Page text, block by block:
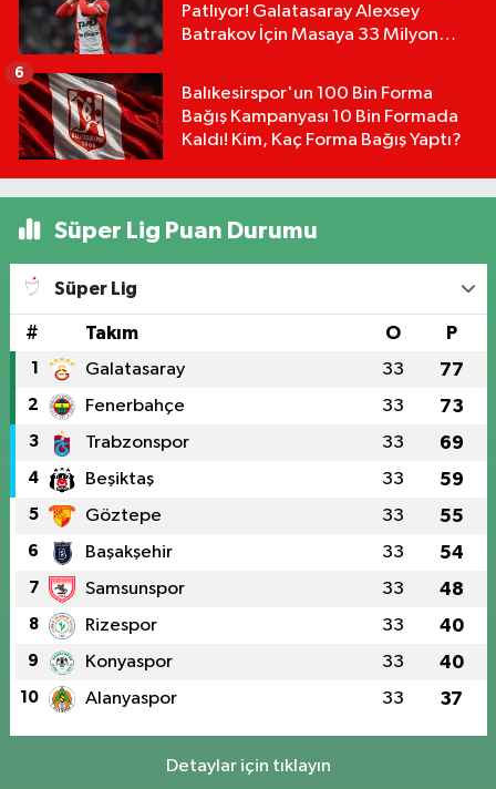
Patlıyor! Galatasaray Alexsey
Batrakov İçin Masaya 33 Milyon
Balıkesirspor'un 100 Bin Forma
Bağış Kampanyası 10 Bin Formada
Kaldı! Kim, Kaç Forma Bağış Yaptı?
6
Süper Lig Puan Durumu
Süper Lig
# Takım O P
1 Galatasaray 33 77
2 Fenerbahçe 33 73
3 Trabzonspor 33 69
4 Beşiktaş 33 59
5 Göztepe 33 55
6 Başakşehir 33 54
7 Samsunspor 33 48
8 Rizespor 33 40
9 Konyaspor 33 40
10 Alanyaspor 33 37
Detaylar için tıklayın